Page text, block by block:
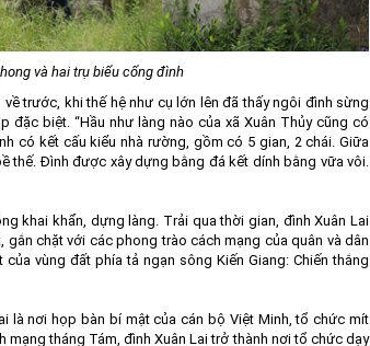
và hai trụ biểu cổng đình
trước, khi thế hệ như cụ lớn lên đã thấy ngôi đình sừng
biệt. “Hầu như làng nào của xã Xuân Thủy cũng có
có kết cấu kiểu nhà rường, gồm có 5 gian, 2 chái. Giữa
Đình được xây dựng bằng đá kết dính bằng vữa vôi.
khai khẩn, dựng làng. Trải qua thời gian, đình Xuân Lai
chặt với các phong trào cách mạng của quân và dân
vùng đất phía tả ngạn sông Kiến Giang: Chiến thắng
là nơi họp bàn bí mật của cán bộ Việt Minh, tổ chức mít
mạng tháng Tám, đình Xuân Lai trở thành nơi tổ chức dạy